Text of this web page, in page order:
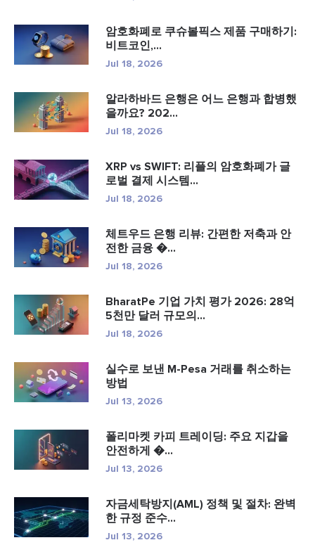
암호화폐로 쿠슈볼픽스 제품 구매하기:
비트코인,...
Jul 18, 2026
알라하바드 은행은 어느 은행과 합병했
을까요? 202...
Jul 18, 2026
XRP vs SWIFT: 리플의 암호화폐가 글
로벌 결제 시스템...
Jul 18, 2026
체트우드 은행 리뷰: 간편한 저축과 안
전한 금융 �...
Jul 18, 2026
BharatPe 기업 가치 평가 2026: 28억
5천만 달러 규모의...
Jul 18, 2026
실수로 보낸 M-Pesa 거래를 취소하는
방법
Jul 13, 2026
폴리마켓 카피 트레이딩: 주요 지갑을
안전하게 �...
Jul 13, 2026
자금세탁방지(AML) 정책 및 절차: 완벽
한 규정 준수...
Jul 13, 2026